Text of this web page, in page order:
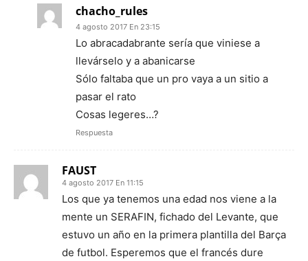
chacho_rules
4 agosto 2017 En 23:15
Lo abracadabrante sería que viniese a
llevárselo y a abanicarse
Sólo faltaba que un pro vaya a un sitio a
pasar el rato
Cosas legeres…?
Respuesta
FAUST
4 agosto 2017 En 11:15
Los que ya tenemos una edad nos viene a la
mente un SERAFIN, fichado del Levante, que
estuvo un año en la primera plantilla del Barça
de futbol. Esperemos que el francés dure